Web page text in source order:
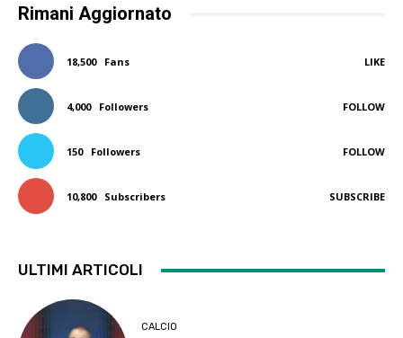
Rimani Aggiornato
18,500 Fans LIKE
4,000 Followers FOLLOW
150 Followers FOLLOW
10,800 Subscribers SUBSCRIBE
ULTIMI ARTICOLI
CALCIO